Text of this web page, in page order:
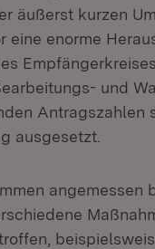
äußerst kurzen
eine enorme
und
Antragszahlen
ausgesetzt.
angemessen